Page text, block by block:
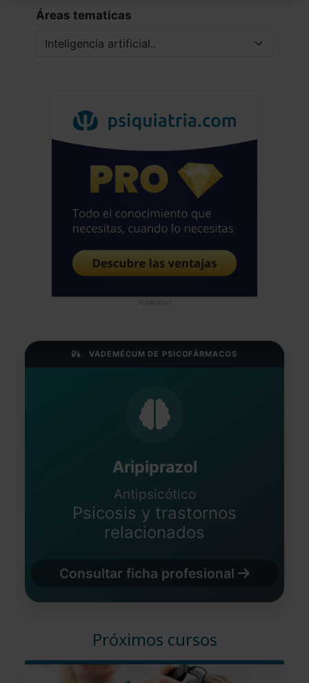
Áreas tematicas
Publicidad
VADEMÉCUM DE PSICOFÁRMACOS
Aripiprazol
Antipsicótico
Psicosis y trastornos
relacionados
Consultar ficha profesional
Próximos cursos